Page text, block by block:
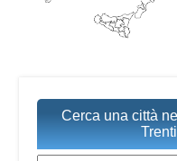
Cerca una città